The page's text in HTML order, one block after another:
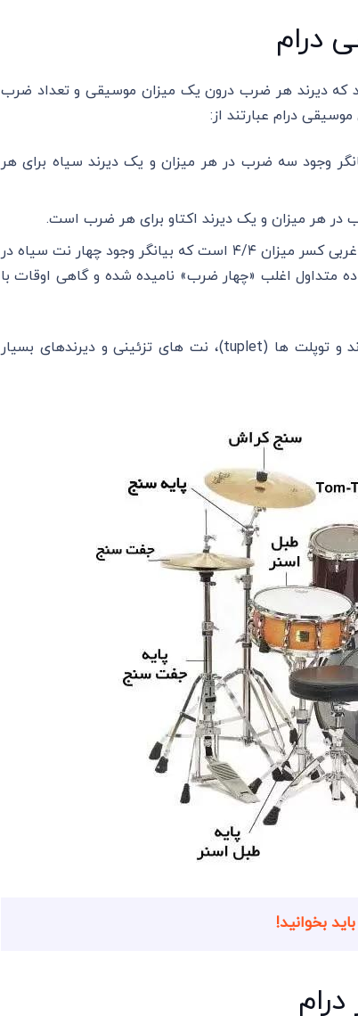
که دیرند هر ضرب درون یک میزان موسیقی و تعداد ضرب
درام عبارتند از:
۴/۳ نام دارد بیانگر وجود سه ضرب در هر میزان و یک دیرند سیاه برای هر
پرکاربرد ترین کسر میزان در موسیقی غربی کسر میزان ۴/۴ است که بیانگر وجود چهار نت سیاه در
به دلیل همین استفاده متداول اغلب «چهار ضرب» نامیده شده و گاهی اوقات با
نت نویسی های ریتمیک پیشرفته از این هم فراتر می روند و توپلت ها (tuplet)، نت های تزئینی و دیرندهای بسیار